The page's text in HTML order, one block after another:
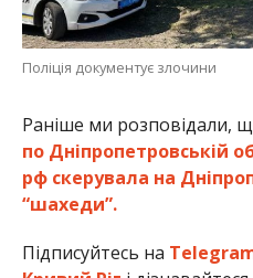
Поліція документує злочини
Раніше ми розповідали,
по Дніпропетровській
рф скерувала на
“шахеди”.
Підписуйтесь на